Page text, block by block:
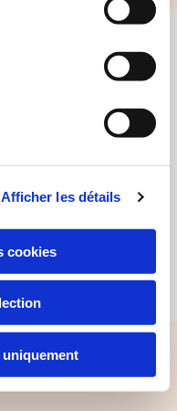
Afficher les détails
cookies
Hjortshøj